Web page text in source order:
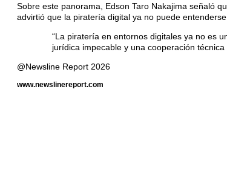
Sobre este panorama, Edson Taro Nakajima señaló
advirtió que la piratería digital ya no puede
“La piratería en entornos digitales ya no es
jurídica impecable y una cooperación
@Newsline Report 2026
www.newslinereport.com